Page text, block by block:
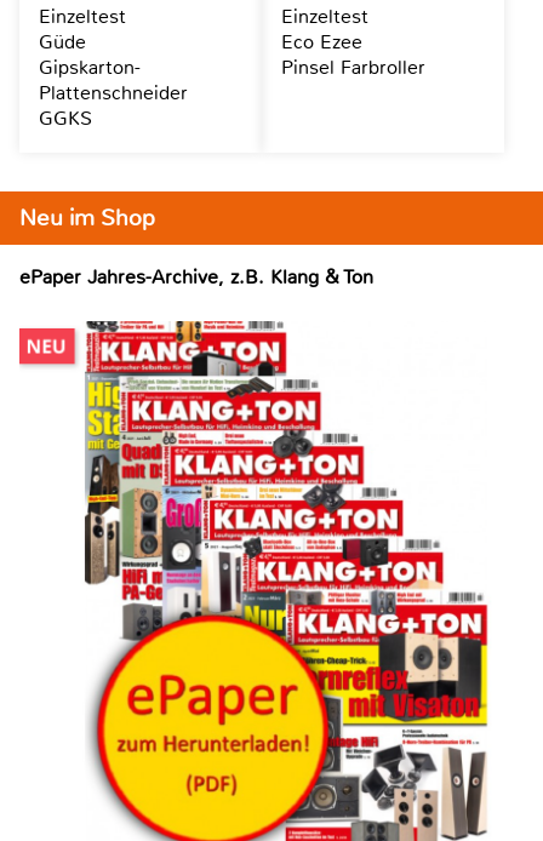
Neu im Shop
ePaper Jahres-Archive, z.B. Klang & Ton
Einzeltest
Güde
Gipskarton-
Plattenschneider
GGKS
Einzeltest
Eco Ezee
Pinsel Farbroller